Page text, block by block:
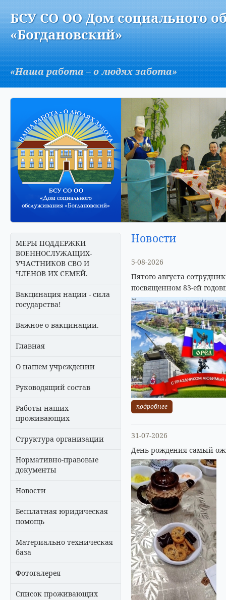
AБСУ СО ОО Дом социального
«Богдановский»
«Наша работа – о людях забота»
МЕРЫ ПОДДЕРЖКИ
ВОЕННОСЛУЖАЩИХ-
УЧАСТНИКОВ СВО И
ЧЛЕНОВ ИХ СЕМЕЙ.
Вакцинация нации - сила
государства!
Важное о вакцинации.
Главная
О нашем учреждении
Руководящий состав
Работы наших
проживающих
Структура организации
Нормативно-правовые
документы
Новости
Бесплатная юридическая
помощь
Материально техническая
база
Фотогалерея
Список проживающих
Новости
5-08-2026
Пятого августа
посвященном 83-ей
подробнее
31-07-2026
День рождения самый